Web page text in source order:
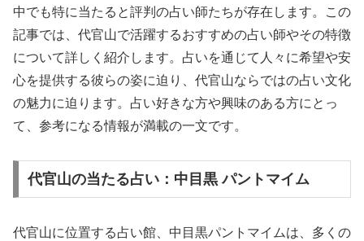
中でも特に当たると評判の占い師たちが存在します。この
記事では、代官山で活躍するおすすめの占い師やその特徴
について詳しく紹介します。占いを通じて人々に希望や安
心を提供する彼らの姿に迫り、代官山ならではの占い文化
の魅力に迫ります。占い好きな方や興味のある方にとっ
て、参考になる情報が満載の一文です。
代官山の当たる占い：中目黒 パントマイム
代官山に位置する占い館、中目黒パントマイムは、多くの